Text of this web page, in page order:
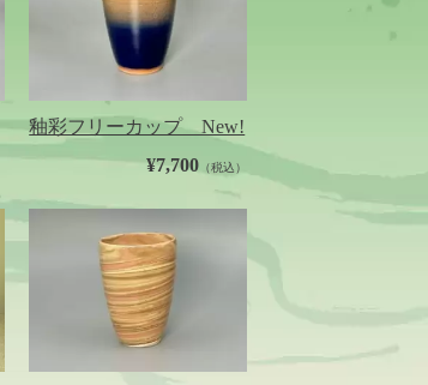
釉彩フリーカップ New!
¥7,700（税込）